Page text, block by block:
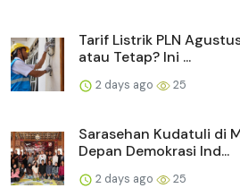
Tarif Listrik PLN
atau Tetap? Ini ...
2 days ago 25
Sarasehan Kudatuli di
Depan Demokrasi Ind...
2 days ago 25